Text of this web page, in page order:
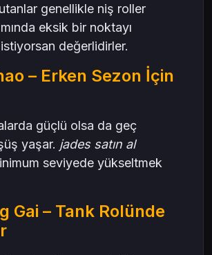
genellikle niş roller
eksik bir noktayı
değerlidirler.
– Erken Sezon İçin
güçlü olsa da geç
yaşar. jades satın al
seviyede yükseltmek
Gai – Tank Rolünde